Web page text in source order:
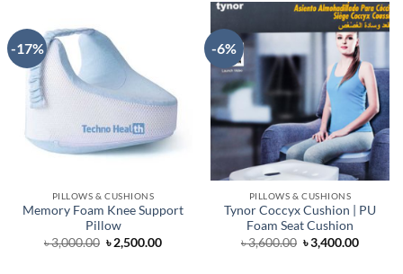
-17%
PILLOWS & CUSHIONS
Memory Foam Knee Support
Pillow
৳3,000.00 Original
price
৳2,500.00Current
-6%
PILLOWS & CUSHIONS
Tynor Coccyx Cushion | PU
Foam Seat Cushion
৳3,600.00 Original
price
৳3,400.00Current